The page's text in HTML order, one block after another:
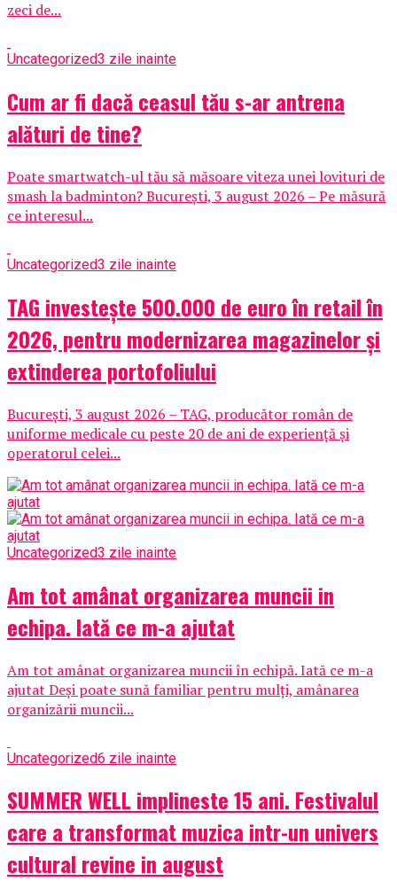
zeci de...
Uncategorized3 zile inainte
Cum ar fi dacă ceasul tău s-ar antrena
alături de tine?
Poate smartwatch-ul tău să măsoare viteza unei lovituri de
smash la badminton? București, 3 august 2026 – Pe măsură
ce interesul...
Uncategorized3 zile inainte
TAG investește 500.000 de euro în retail în
2026, pentru modernizarea magazinelor și
extinderea portofoliului
București, 3 august 2026 – TAG, producător român de
uniforme medicale cu peste 20 de ani de experiență și
operatorul celei...
Uncategorized3 zile inainte
Am tot amânat organizarea muncii in
echipa. Iată ce m-a ajutat
Am tot amânat organizarea muncii în echipă. Iată ce m-a
ajutat Deși poate sună familiar pentru mulți, amânarea
organizării muncii...
Uncategorized6 zile inainte
SUMMER WELL implineste 15 ani. Festivalul
care a transformat muzica intr-un univers
cultural revine in august